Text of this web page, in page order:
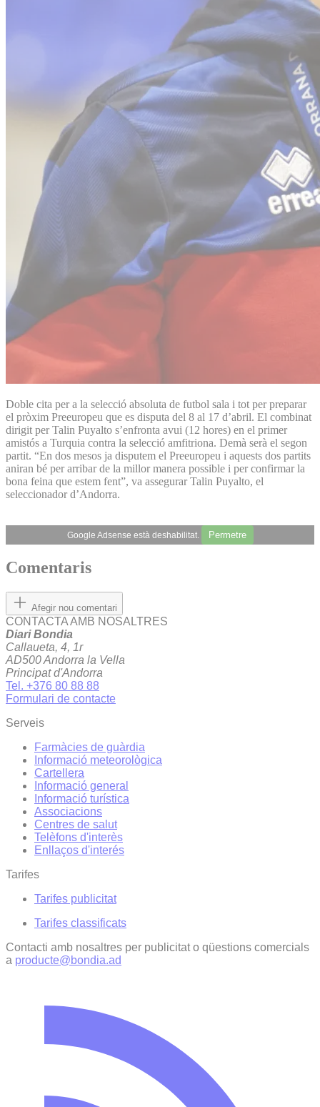
Doble cita per a la selecció absoluta de futbol sala i tot per preparar
el pròxim Preeuropeu que es disputa del 8 al 17 d’abril. El combinat
dirigit per Talin Puyalto s’enfronta avui (12 hores) en el primer
amistós a Turquia contra la selecció amfitriona. Demà serà el segon
partit. “En dos mesos ja disputem el Preeuropeu i aquests dos partits
aniran bé per arribar de la millor manera possible i per confirmar la
bona feina que estem fent”, va assegurar Talin Puyalto, el
seleccionador d’Andorra.
Google Adsense està deshabilitat. Permetre
Comentaris
Afegir nou comentari
CONTACTA AMB NOSALTRES
Diari Bondia
Callaueta, 4, 1r
AD500 Andorra la Vella
Principat d'Andorra
Tel. +376 80 88 88
Formulari de contacte
Serveis
Farmàcies de guàrdia
Informació meteorològica
Cartellera
Informació general
Informació turística
Associacions
Centres de salut
Telèfons d'interès
Enllaços d'interés
Tarifes
Tarifes publicitat
Tarifes classificats
Contacti amb nosaltres per publicitat o qüestions comercials
a producte@bondia.ad